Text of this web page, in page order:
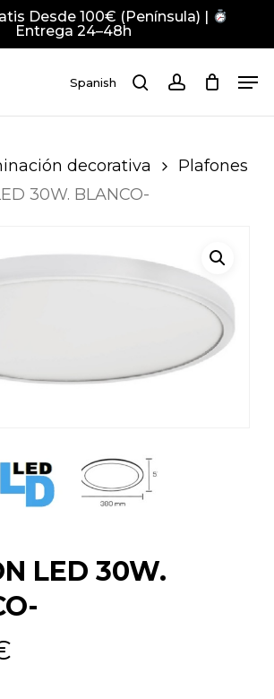
Desde 100€ (Península) |
Entrega 24–48h
Spanish searchaccount
decorativa
Plafones
30W. BLANCO-
LED 30W.
Close
Menu